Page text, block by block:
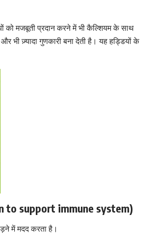
को मजबूती प्रदान करने में भीकैल्शियम के साथ
भी ज़्यादा गुणकारी बना देती है। यह हड्डियों के
to support immune system)
में मदद करता है।